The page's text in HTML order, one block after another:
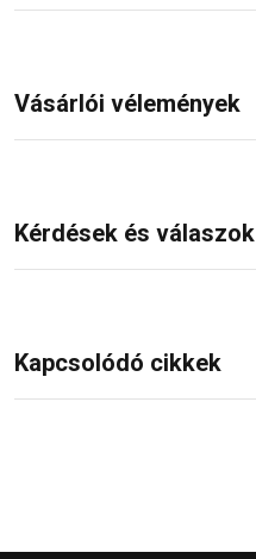
Vásárlói vélemények
Kérdések és válaszok
Kapcsolódó cikkek